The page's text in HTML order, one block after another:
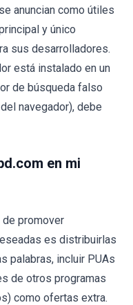
anuncian como útiles
y único
sus desarrolladores.
está instalado en un
de búsqueda falso
navegador), debe
en mi
promover
es distribuirlas
palabras, incluir PUAs
de otros programas
como ofertas extra.